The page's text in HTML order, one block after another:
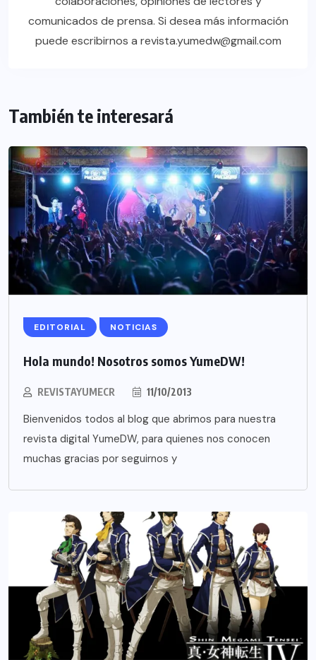
comunicados de prensa. Si desea más información
puede escribirnos a revista.yumedw@gmail.com
También te interesará
EDITORIAL NOTICIAS
Hola mundo! Nosotros somos YumeDW!
REVISTAYUMECR 11/10/2013
Bienvenidos todos al blog que abrimos para nuestra
revista digital YumeDW, para quienes nos conocen
muchas gracias por seguirnos y